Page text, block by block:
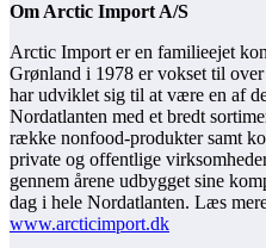
Om Arctic Import A/S
Arctic Import er en familieejet
Grønland i 1978 er vokset til
har udviklet sig til at være en af
Nordatlanten med et bredt
række nonfood-produkter samt
private og offentlige
gennem årene udbygget sine
dag i hele Nordatlanten. Læs
www.arcticimport.dk